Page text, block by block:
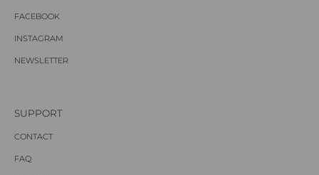
FACEBOOK
INSTAGRAM
NEWSLETTER
SUPPORT
CONTACT
FAQ